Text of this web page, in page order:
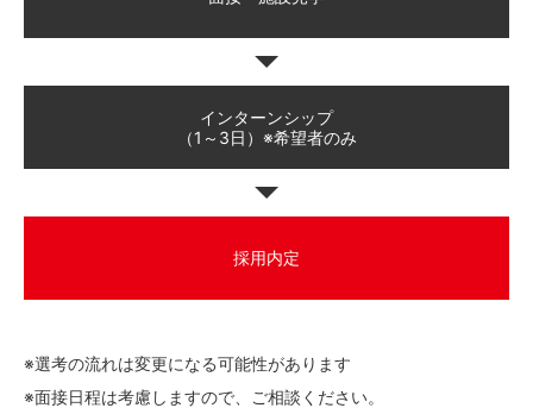
インターンシップ
（1～3日）※希望者のみ
採用内定
※選考の流れは変更になる可能性があります
※面接日程は考慮しますので、ご相談ください。